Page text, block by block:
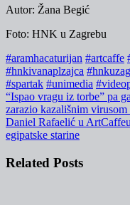
Autor: Žana Begić
Foto: HNK u Zagrebu
#aramhacaturijan #artcaffe
#hnkivanaplzajca
#spartak #unimedia
Navigacija
objava
“Ispao vragu iz torbe” pa
zarazio kazališnim virusom
Daniel Rafaelić u
egipatske starine
Related Posts